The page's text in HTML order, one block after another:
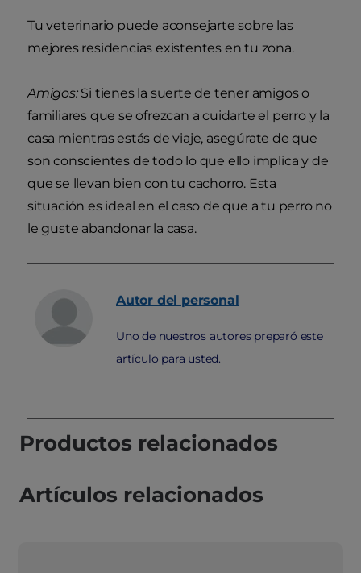
Tu veterinario puede aconsejarte sobre las
mejores residencias existentes en tu zona.
Amigos:Si tienes la suerte de tener amigos o
familiares que se ofrezcan a cuidarte el perro y la
casa mientras estás de viaje, asegúrate de que
son conscientes de todo lo que ello implica y de
que se llevan bien con tu cachorro. Esta
situación es ideal en el caso de que a tu perro no
le guste abandonar la casa.
Autor del personal
Uno de nuestros autores preparó este
artículo para usted.
Productos relacionados
Artículos relacionados